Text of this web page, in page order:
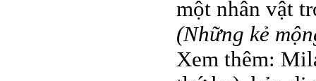
một nhân vật
(Những kẻ
Xem thêm: